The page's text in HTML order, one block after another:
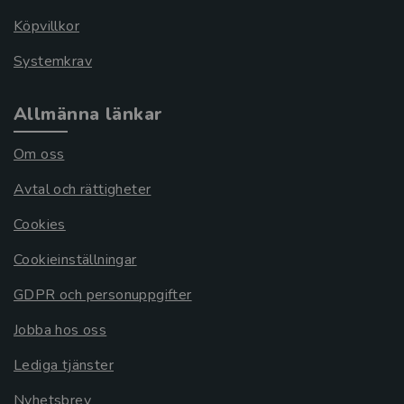
Köpvillkor
Systemkrav
Allmänna länkar
Om oss
Avtal och rättigheter
Cookies
Cookieinställningar
GDPR och personuppgifter
Jobba hos oss
Lediga tjänster